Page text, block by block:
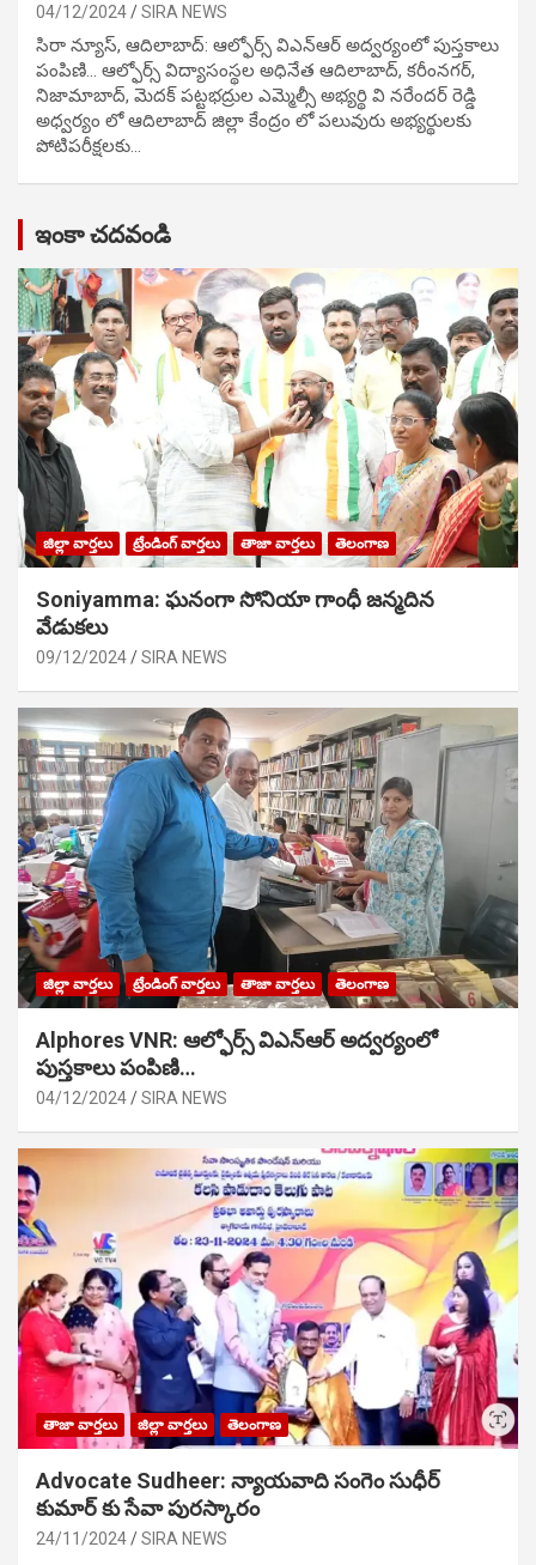
04/12/2024 SIRA NEWS
సిరా న్యూస్, ఆదిలాబాద్: ఆల్ఫోర్స్ విఎన్ఆర్ అద్వర్యంలో పుస్తకాలు
పంపిణి… ఆల్ఫోర్స్ విద్యాసంస్థల అధినేత ఆదిలాబాద్, కరీంనగర్,
నిజామాబాద్, మెదక్ పట్టభద్రుల ఎమ్మెల్సీ అభ్యర్థి వి నరేందర్ రెడ్డి
అధ్వర్యం లో ఆదిలాబాద్ జిల్లా కేంద్రం లో పలువురు అభ్యర్థులకు
పోటిప‌రీక్ష‌ల‌కు…
ఇంకా చదవండి
జిల్లా వార్తలు ట్రేండింగ్ వార్తలు తాజా వార్తలు తెలంగాణ
Soniyamma: ఘ‌నంగా సోనియా గాంధీ జ‌న్మ‌దిన
వేడుక‌లు
09/12/2024 SIRA NEWS
జిల్లా వార్తలు ట్రేండింగ్ వార్తలు తాజా వార్తలు తెలంగాణ
Alphores VNR: ఆల్ఫోర్స్ విఎన్ఆర్ అద్వర్యంలో
పుస్తకాలు పంపిణి…
04/12/2024 SIRA NEWS
తాజా వార్తలు జిల్లా వార్తలు తెలంగాణ
Advocate Sudheer: న్యాయవాది సంగెం సుధీర్
కుమార్ కు సేవా పురస్కారం
24/11/2024 SIRA NEWS